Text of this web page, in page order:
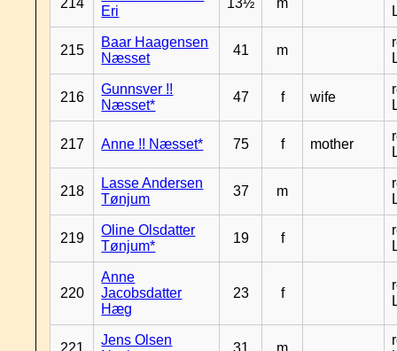
214
Eri
13½ m
215
Baar Haagensen
Næsset
41 m
216
Gunnsver !!
Næsset*
47 f wife
217 Anne !! Næsset* 75 f mother
218
Lasse Andersen
Tønjum
37 m
219
Oline Olsdatter
Tønjum*
19 f
220
Anne
Jacobsdatter
Hæg
23 f
221
Jens Olsen
31 m